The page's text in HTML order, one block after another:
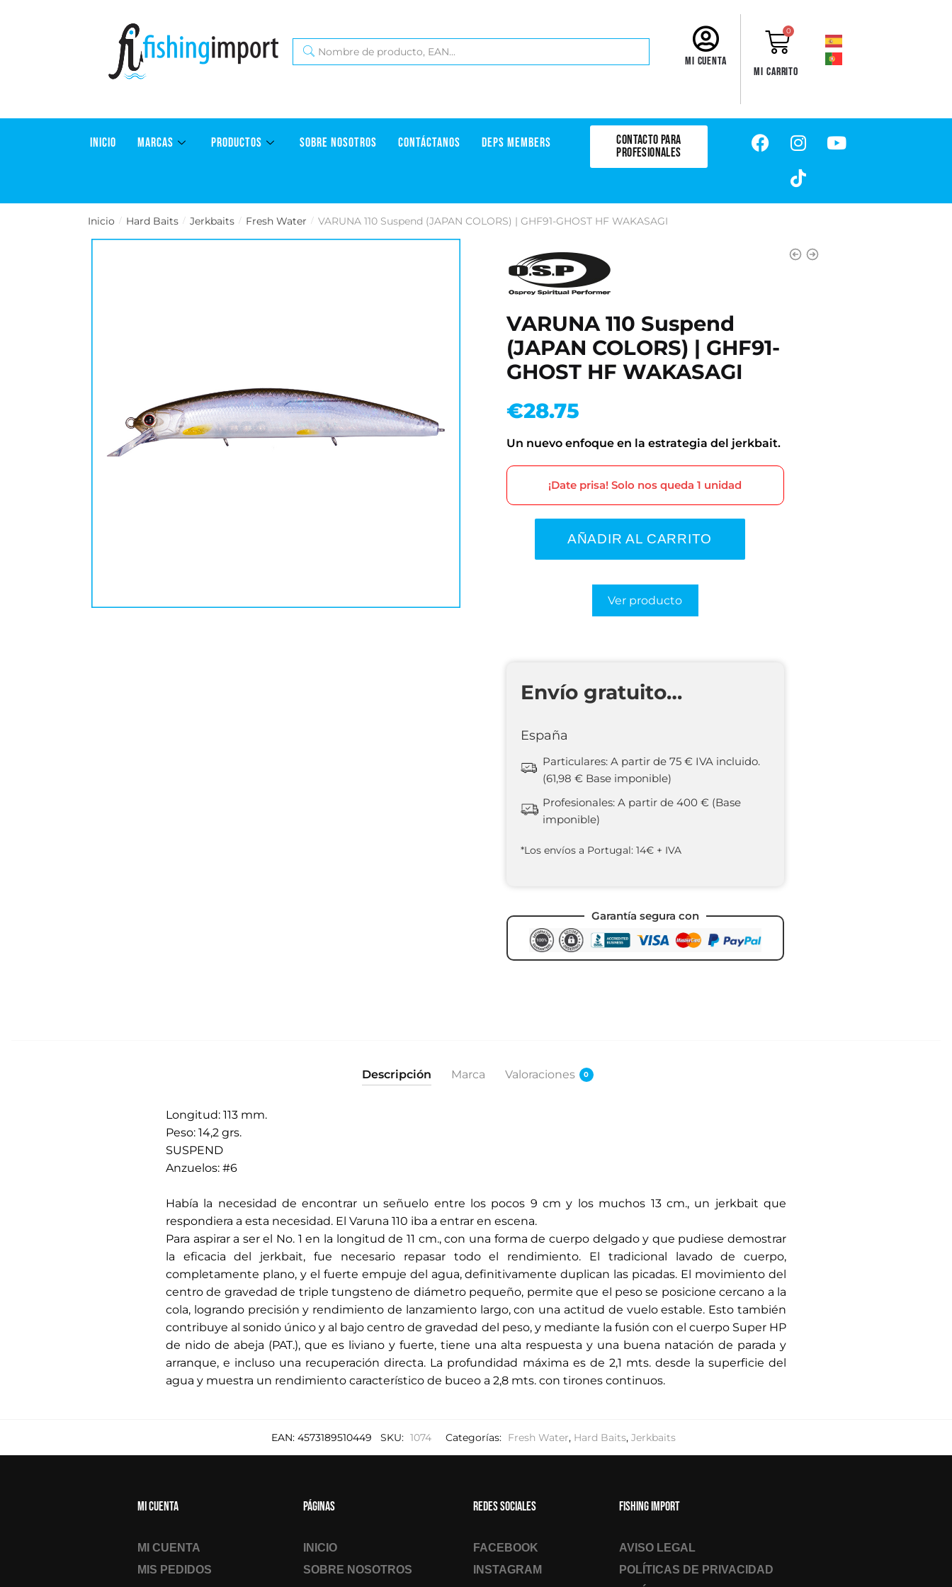
Mi cuenta
0
Mi carrito
INICIO MARCAS PRODUCTOS SOBRE NOSOTROS CONTÁCTANOS DEPS MEMBERS
CONTACTO PARA
PROFESIONALES
Inicio / Hard Baits / Jerkbaits / Fresh Water / VARUNA 110 Suspend (JAPAN COLORS) | GHF91-GHOST HF WAKASAGI
VARUNA 110 Suspend
(JAPAN COLORS) | GHF91-
GHOST HF WAKASAGI
€28.75
Un nuevo enfoque en la estrategia del jerkbait.
¡Date prisa! Solo nos queda 1 unidad
AÑADIR AL CARRITO
Ver producto
Envío gratuito…
España
Particulares: A partir de 75 € IVA incluido.
(61,98 € Base imponible)
Profesionales: A partir de 400 € (Base
imponible)
*Los envíos a Portugal: 14€ + IVA
Garantía segura con
Descripción Marca Valoraciones 0
Longitud: 113 mm.
Peso: 14,2 grs.
SUSPEND
Anzuelos: #6
Había la necesidad de encontrar un señuelo entre los pocos 9 cm y los muchos 13 cm., un jerkbait que
respondiera a esta necesidad. El Varuna 110 iba a entrar en escena.
Para aspirar a ser el No. 1 en la longitud de 11 cm., con una forma de cuerpo delgado y que pudiese demostrar
la eficacia del jerkbait, fue necesario repasar todo el rendimiento. El tradicional lavado de cuerpo,
completamente plano, y el fuerte empuje del agua, definitivamente duplican las picadas. El movimiento del
centro de gravedad de triple tungsteno de diámetro pequeño, permite que el peso se posicione cercano a la
cola, logrando precisión y rendimiento de lanzamiento largo, con una actitud de vuelo estable. Esto también
contribuye al sonido único y al bajo centro de gravedad del peso, y mediante la fusión con el cuerpo Super HP
de nido de abeja (PAT.), que es liviano y fuerte, tiene una alta respuesta y una buena natación de parada y
arranque, e incluso una recuperación directa. La profundidad máxima es de 2,1 mts. desde la superficie del
agua y muestra un rendimiento característico de buceo a 2,8 mts. con tirones continuos.
EAN: 4573189510449 SKU: 1074 Categorías: Fresh Water, Hard Baits, Jerkbaits
Mi cuenta
MI CUENTA
MIS PEDIDOS
Páginas
INICIO
SOBRE NOSOTROS
Redes sociales
FACEBOOK
INSTAGRAM
Fishing Import
AVISO LEGAL
POLÍTICAS DE PRIVACIDAD